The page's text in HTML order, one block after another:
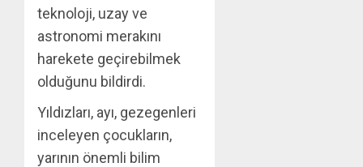
teknoloji, uzay ve
astronomi merakını
harekete geçirebilmek
olduğunu bildirdi.
Yıldızları, ayı, gezegenleri
inceleyen çocukların,
yarının önemli bilim